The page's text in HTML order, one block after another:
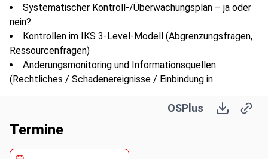
Systematischer Kontroll-/Überwachungsplan – ja oder
nein?
Kontrollen im IKS 3-Level-Modell (Abgrenzungsfragen,
Ressourcenfragen)
Änderungsmonitoring und Informationsquellen
(Rechtliches / Schadenereignisse / Einbindung in
Praxisbeispiel „Journal“, Defizitverfolgung)
Risikobewertung im Einklang mit Op-Risk
(Brutto- und/oder Nettobetrachtung?, Einbeziehung
Geschäftsbereiche und Rechtsabteilung als
OSPlus
Termine